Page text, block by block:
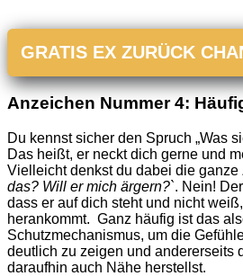
GRATIS EX ZURÜCK
Anzeichen Nummer 4:
Du kennst sicher den Spruch „Was
Das heißt, er neckt dich gerne und
Vielleicht denkst du dabei die ganze
das? Will er mich ärgern?`. Nein!
dass er auf dich steht und nicht
herankommt. Ganz häufig ist das
Schutzmechanismus, um die
deutlich zu zeigen und andererseits
daraufhin auch Nähe herstellst.